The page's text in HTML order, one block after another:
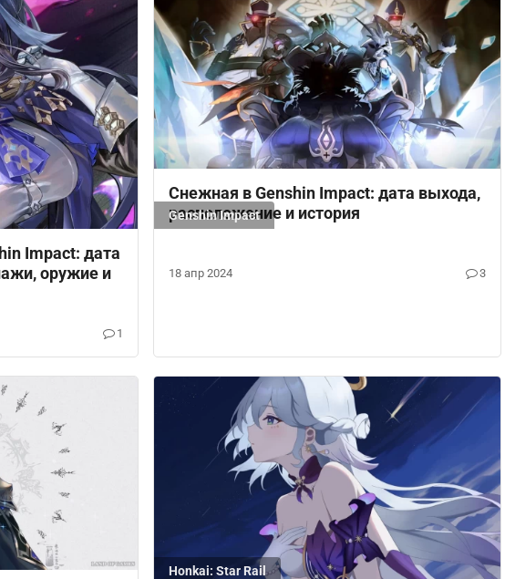
Impact: дата
оружие и
1
Genshin Impact
Снежная в Genshin Impact: дата выхода,
расположение и история
18 апр 2024 3
Honkai: Star Rail